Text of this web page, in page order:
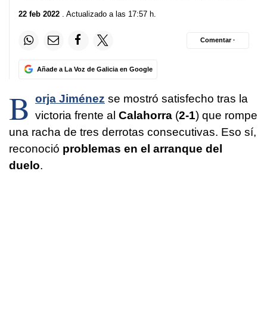
22 feb 2022 . Actualizado a las 17:57 h.
Añade a La Voz de Galicia en Google
Comentar ·
B orja Jiménez se mostró satisfecho tras la
victoria frente al Calahorra (2-1) que rompe
una racha de tres derrotas consecutivas. Eso sí,
reconoció problemas en el arranque del
duelo.